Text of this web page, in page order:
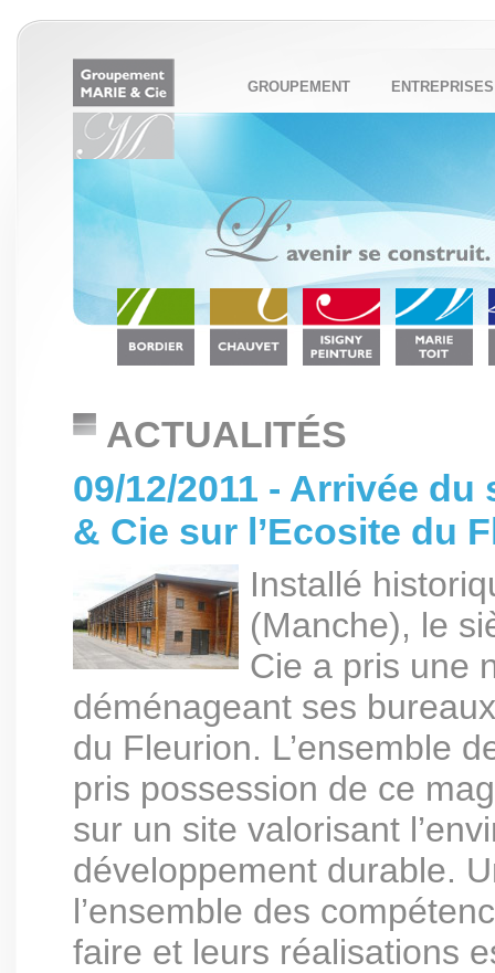
GROUPEMENT ENTREPRISES
ACTUALITÉS
09/12/2011 - Arrivée
& Cie sur l’Ecosite du
Installé
(Manche), le
Cie a pris une
déménageant ses
du Fleurion. L’ensemble
pris possession de ce
sur un site valorisant
développement durable.
l’ensemble des
faire et leurs réalisations